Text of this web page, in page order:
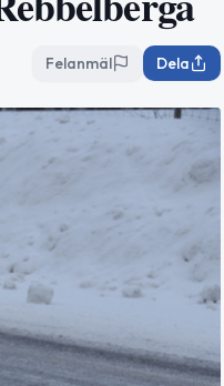
Felanmäl Dela